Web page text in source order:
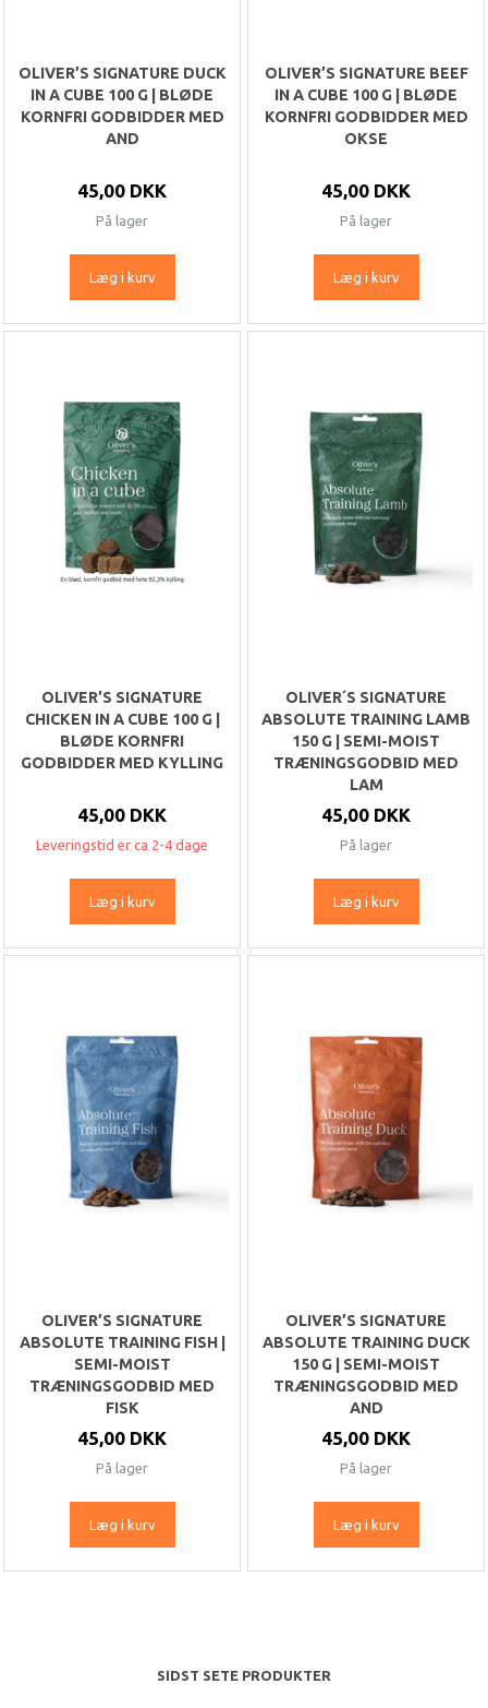
OLIVER’S SIGNATURE DUCK
IN A CUBE 100 G | BLØDE
KORNFRI GODBIDDER MED
AND
45,00 DKK
På lager
Læg i kurv
OLIVER’S SIGNATURE BEEF
IN A CUBE 100 G | BLØDE
KORNFRI GODBIDDER MED
OKSE
45,00 DKK
På lager
Læg i kurv
OLIVER’S SIGNATURE
CHICKEN IN A CUBE 100 G |
BLØDE KORNFRI
GODBIDDER MED KYLLING
45,00 DKK
Leveringstid er ca 2-4 dage
Læg i kurv
OLIVER´S SIGNATURE
ABSOLUTE TRAINING LAMB
150 G | SEMI-MOIST
TRÆNINGSGODBID MED
LAM
45,00 DKK
På lager
Læg i kurv
OLIVER’S SIGNATURE
ABSOLUTE TRAINING FISH |
SEMI-MOIST
TRÆNINGSGODBID MED
FISK
45,00 DKK
På lager
Læg i kurv
OLIVER’S SIGNATURE
ABSOLUTE TRAINING DUCK
150 G | SEMI-MOIST
TRÆNINGSGODBID MED
AND
45,00 DKK
På lager
Læg i kurv
SIDST SETE PRODUKTER